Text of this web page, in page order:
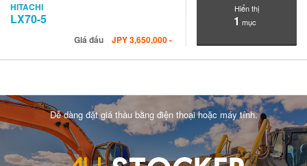
HITACHI
LX70-5
Giá đấu JPY3,650,000-
Hiển thị
1 mục
Dễ dàng đặt giá thầu bằng điện thoại hoặc máy tính.